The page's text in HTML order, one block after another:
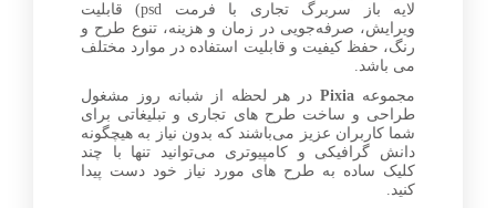
لایه باز سربرگ تجاری با فرمت psd) قابلیت
ویرایش، صرفه‌جویی در زمان و هزینه، تنوع طرح و
رنگ، حفظ کیفیت و قابلیت استفاده در موارد مختلف
می باشد.
مجموعه Pixia در هر لحظه از شبانه روز مشغول
طراحی و ساخت طرح های تجاری و تبلیغاتی برای
شما کاربران عزیز می‌باشند که بدون نیاز به هیچگونه
دانش گرافیکی و کامپیوتری می‌توانید تنها با چند
کلیک ساده به طرح های مورد نیاز خود دست پیدا
کنید.